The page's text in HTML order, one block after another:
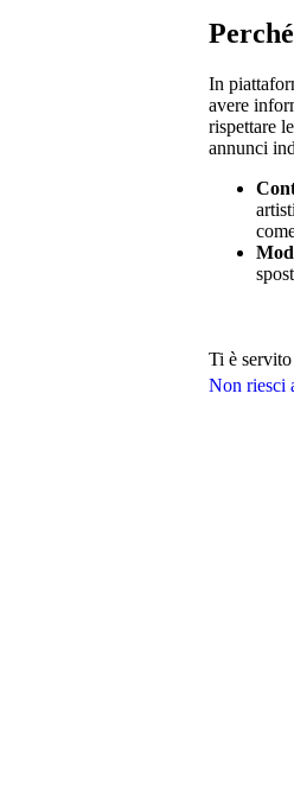
Non riesci
In
avere
rispettare
annunci
Ti è